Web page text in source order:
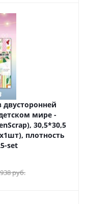
двусторонней
мире -
30,5*30,5
плотность
set
руб.